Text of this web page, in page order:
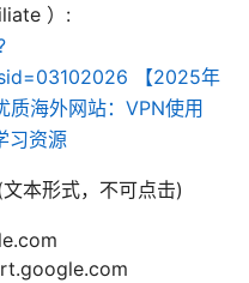
）:
【2025年
质海外网站：VPN使用
习资源
本形式，不可点击)